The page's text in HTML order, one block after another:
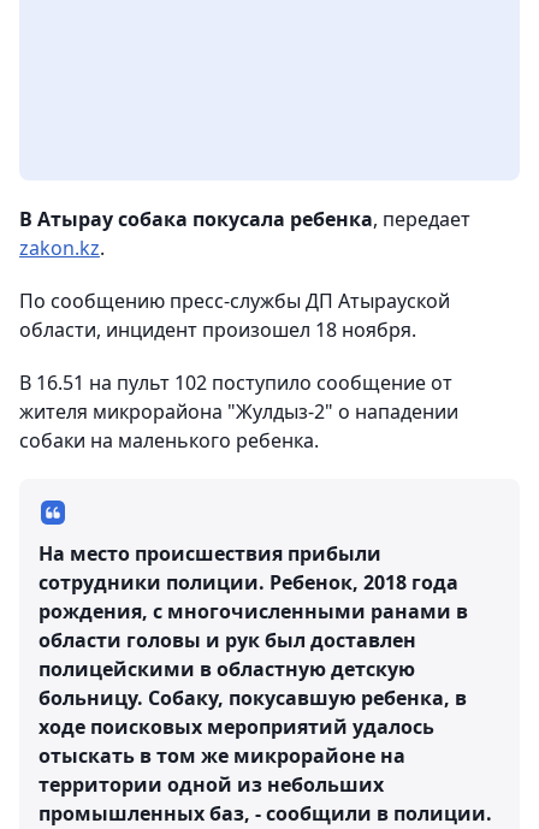
В Атырау собака покусала ребенка, передает
zakon.kz.
По сообщению пресс-службы ДП Атырауской
области, инцидент произошел 18 ноября.
В 16.51 на пульт 102 поступило сообщение от
жителя микрорайона "Жулдыз-2" о нападении
собаки на маленького ребенка.
На место происшествия прибыли
сотрудники полиции. Ребенок, 2018 года
рождения, с многочисленными ранами в
области головы и рук был доставлен
полицейскими в областную детскую
больницу. Собаку, покусавшую ребенка, в
ходе поисковых мероприятий удалось
отыскать в том же микрорайоне на
территории одной из небольших
промышленных баз, - сообщили в полиции.